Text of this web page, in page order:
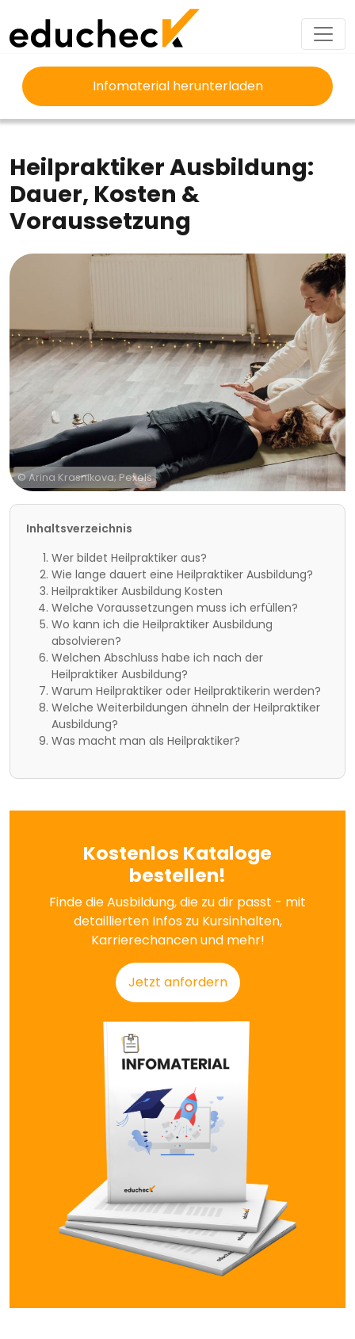
Infomaterial herunterladen
EDUCHECK
AUSBILDUNG
HEILPRAKTIKER AUSBILDUNG
Heilpraktiker Ausbildung:
Dauer, Kosten &
Voraussetzung
© Arina Krasnikova; Pexels
Inhaltsverzeichnis
Wer bildet Heilpraktiker aus?
Wie lange dauert eine Heilpraktiker Ausbildung?
Heilpraktiker Ausbildung Kosten
Welche Voraussetzungen muss ich erfüllen?
Wo kann ich die Heilpraktiker Ausbildung
absolvieren?
Welchen Abschluss habe ich nach der
Heilpraktiker Ausbildung?
Warum Heilpraktiker oder Heilpraktikerin werden?
Welche Weiterbildungen ähneln der Heilpraktiker
Ausbildung?
Was macht man als Heilpraktiker?
Kostenlos Kataloge
bestellen!
Finde die Ausbildung, die zu dir passt - mit
detaillierten Infos zu Kursinhalten,
Karrierechancen und mehr!
Jetzt anfordern